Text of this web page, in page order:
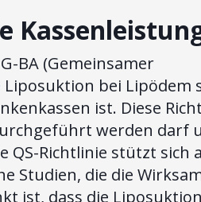
BA (Gemeinsamer
bei Lipödem
ist. Diese
werden darf
Richtlinie stützt sich
Studien, die die
ist, dass die